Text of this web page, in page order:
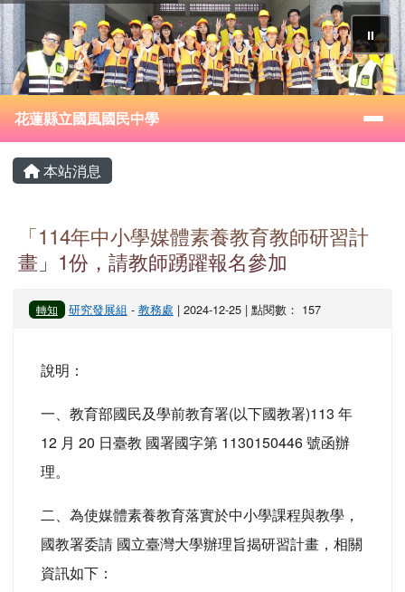
跳至主內容區
花蓮縣立國風國民中學
⏸
導覽列
花蓮縣立國風國民中學
主內容區域
本站消息
「114年中小學媒體素養教育教師研習計
畫」1份，請教師踴躍報名參加
轉知 研究發展組 - 教務處 | 2024-12-25 | 點閱數： 157
說明：
一、教育部國民及學前教育署(以下國教署)113 年
12 月 20 日臺教 國署國字第 1130150446 號函辦
理。
二、為使媒體素養教育落實於中小學課程與教學，
國教署委請 國立臺灣大學辦理旨揭研習計畫，相關
資訊如下：
頁尾區域